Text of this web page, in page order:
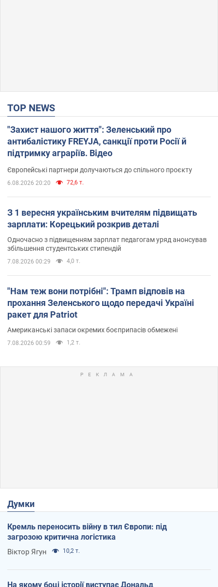
TOP NEWS
"Захист нашого життя": Зеленський про
антибалістику FREYJA, санкції проти Росії й
підтримку аграріїв. Відео
Європейські партнери долучаються до спільного проєкту
6.08.2026 20:20 72,6 т.
З 1 вересня українським вчителям підвищать
зарплати: Корецький розкрив деталі
Одночасно з підвищенням зарплат педагогам уряд анонсував
збільшення студентських стипендій
7.08.2026 00:29 4,0 т.
"Нам теж вони потрібні": Трамп відповів на
прохання Зеленського щодо передачі Україні
ракет для Patriot
Американські запаси окремих боєприпасів обмежені
7.08.2026 00:59 1,2 т.
Думки
Кремль переносить війну в тил Європи: під
загрозою критична логістика
Віктор Ягун 10,2 т.
На якому боці історії виступає Дональд